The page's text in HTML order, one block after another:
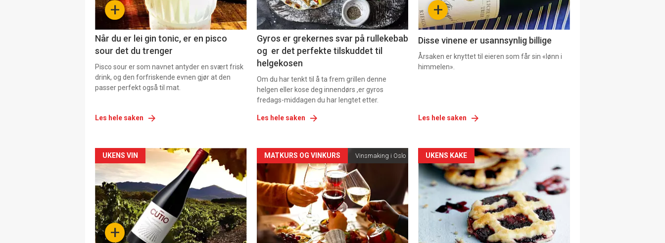
+
Når du er lei gin tonic, er en pisco
sour det du trenger
Pisco sour er som navnet antyder en svært frisk
drink, og den forfriskende evnen gjør at den
passer perfekt også til mat.
Les hele saken
2
Gyros er grekernes svar på rullekebab
og er det perfekte tilskuddet til
helgekosen
Om du har tenkt til å ta frem grillen denne
helgen eller kose deg innendørs ,er gyros
fredags-middagen du har lengtet etter.
Les hele saken
3 +
Disse vinene er usannsynlig billige
Årsaken er knyttet til eieren som får sin «lønn i
himmelen».
Les hele saken
Forsiden
akkurat
nå
-
+
UKENS VIN
Forsiden
akkurat
nå
-
MATKURS OG VINKURS Vinsmaking i Oslo
Forsiden
akkurat
nå
UKENS KAKE